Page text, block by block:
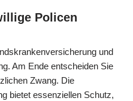
Policen
und
Am Ende entscheiden Sie
Zwang. Die
bietet essenziellen Schutz,